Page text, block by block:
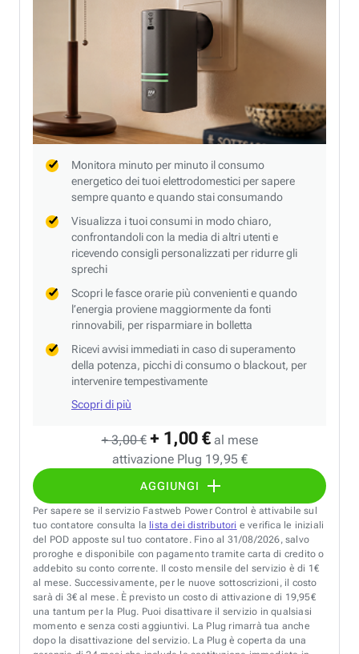
+ 3,00 € + 1,00 € al mese
attivazione Plug 19,95 €
AGGIUNGI
Monitora minuto per minuto il consumo
energetico dei tuoi elettrodomestici per sapere
sempre quanto e quando stai consumando
Visualizza i tuoi consumi in modo chiaro,
confrontandoli con la media di altri utenti e
ricevendo consigli personalizzati per ridurre gli
sprechi
Scopri le fasce orarie più convenienti e quando
l’energia proviene maggiormente da fonti
rinnovabili, per risparmiare in bolletta
Ricevi avvisi immediati in caso di superamento
della potenza, picchi di consumo o blackout, per
intervenire tempestivamente
Scopri di più
Per sapere se il servizio Fastweb Power Control è attivabile sul
tuo contatore consulta la lista dei distributori e verifica le iniziali
del POD apposte sul tuo contatore. Fino al 31/08/2026, salvo
proroghe e disponibile con pagamento tramite carta di credito o
addebito su conto corrente. Il costo mensile del servizio è di 1€
al mese. Successivamente, per le nuove sottoscrizioni, il costo
sarà di 3€ al mese. È previsto un costo di attivazione di 19,95€
una tantum per la Plug. Puoi disattivare il servizio in qualsiasi
momento e senza costi aggiuntivi. La Plug rimarrà tua anche
dopo la disattivazione del servizio. La Plug è coperta da una